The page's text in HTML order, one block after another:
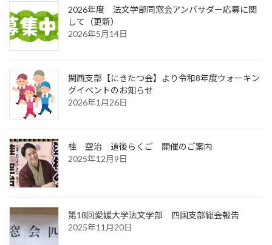
2026年度 法文学部同窓会アンバサダー応募に関
して（更新）
2026年5月14日
関西支部【にきたつ会】より令和8年度ウォーキン
グイベントのお知らせ
2026年1月26日
桂 空治 道後らくご 開催のご案内
2025年12月9日
第18回愛媛大学法文学部 四国支部総会報告
2025年11月20日